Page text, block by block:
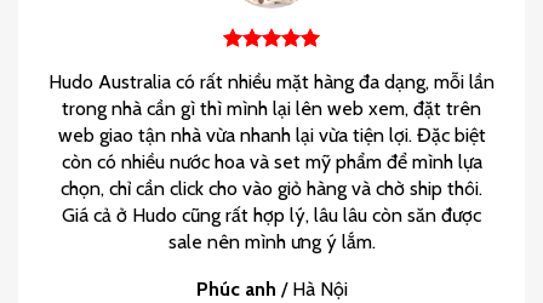
Hudo Australia có rất nhiều mặt hàng đa dạng, mỗi lần
trong nhà cần gì thì mình lại lên web xem, đặt trên
web giao tận nhà vừa nhanh lại vừa tiện lợi. Đặc biệt
còn có nhiều nước hoa và set mỹ phẩm để mình lựa
chọn, chỉ cần click cho vào giỏ hàng và chờ ship thôi.
Giá cả ở Hudo cũng rất hợp lý, lâu lâu còn săn được
sale nên mình ưng ý lắm.
Phúc anh / Hà Nội